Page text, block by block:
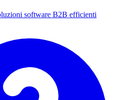
software B2B efficienti